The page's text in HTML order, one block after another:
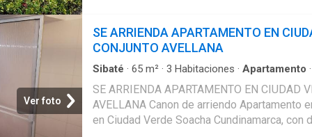
cuenta con parqueadero comunal. SE
Ver foto
SE ARRIENDA APARTAMENTO EN
CONJUNTO AVELLANA
Sibaté · 65 m² · 3 Habitaciones · Apartamento ·
SE ARRIENDA APARTAMENTO EN CIUDAD
AVELLANA Canon de arriendo Apartamento
en Ciudad Verde Soacha Cundinamarca, con